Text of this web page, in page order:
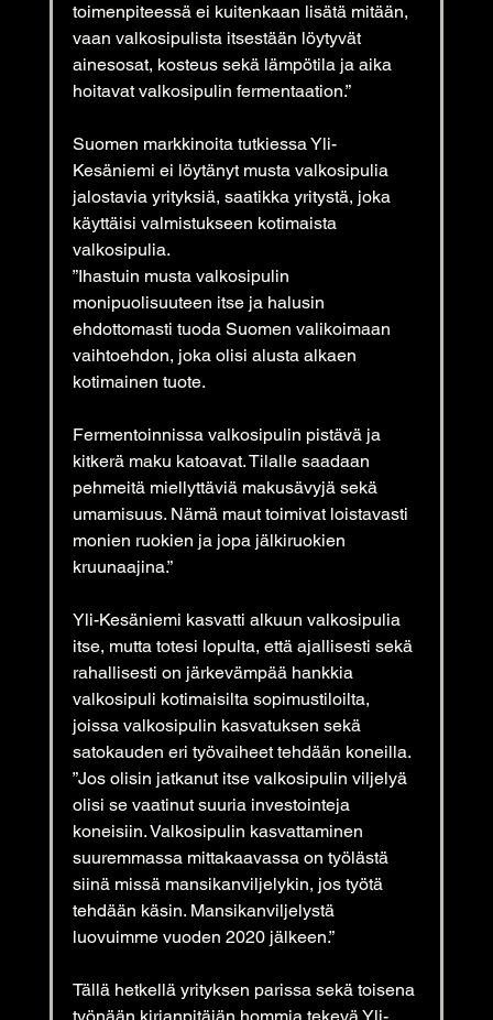
toimenpiteessä ei kuitenkaan lisätä mitään,
vaan valkosipulista itsestään löytyvät
ainesosat, kosteus sekä lämpötila ja aika
hoitavat valkosipulin fermentaation.”
Suomen markkinoita tutkiessa Yli-
Kesäniemi ei löytänyt musta valkosipulia
jalostavia yrityksiä, saatikka yritystä, joka
käyttäisi valmistukseen kotimaista
valkosipulia.
”Ihastuin musta valkosipulin
monipuolisuuteen itse ja halusin
ehdottomasti tuoda Suomen valikoimaan
vaihtoehdon, joka olisi alusta alkaen
kotimainen tuote.
Fermentoinnissa valkosipulin pistävä ja
kitkerä maku katoavat. Tilalle saadaan
pehmeitä miellyttäviä makusävyjä sekä
umamisuus. Nämä maut toimivat loistavasti
monien ruokien ja jopa jälkiruokien
kruunaajina.”
Yli-Kesäniemi kasvatti alkuun valkosipulia
itse, mutta totesi lopulta, että ajallisesti sekä
rahallisesti on järkevämpää hankkia
valkosipuli kotimaisilta sopimustiloilta,
joissa valkosipulin kasvatuksen sekä
satokauden eri työvaiheet tehdään koneilla.
”Jos olisin jatkanut itse valkosipulin viljelyä
olisi se vaatinut suuria investointeja
koneisiin. Valkosipulin kasvattaminen
suuremmassa mittakaavassa on työlästä
siinä missä mansikanviljelykin, jos työtä
tehdään käsin. Mansikanviljelystä
luovuimme vuoden 2020 jälkeen.”
Tällä hetkellä yrityksen parissa sekä toisena